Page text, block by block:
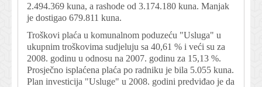
2.494.369 kuna, a rashode od 3.174.180 kuna. Manjak
je dostigao 679.811 kuna.
Troškovi plaća u komunalnom poduzeću "Usluga" u
ukupnim troškovima sudjeluju sa 40,61 % i veći su za
2008. godinu u odnosu na 2007. godinu za 15,13 %.
Prosječno isplaćena plaća po radniku je bila 5.055 kuna.
Plan investicija "Usluge" u 2008. godini predviđao je da